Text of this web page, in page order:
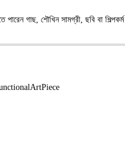
গাছ, শৌখিন সামগ্রী, ছবি বা